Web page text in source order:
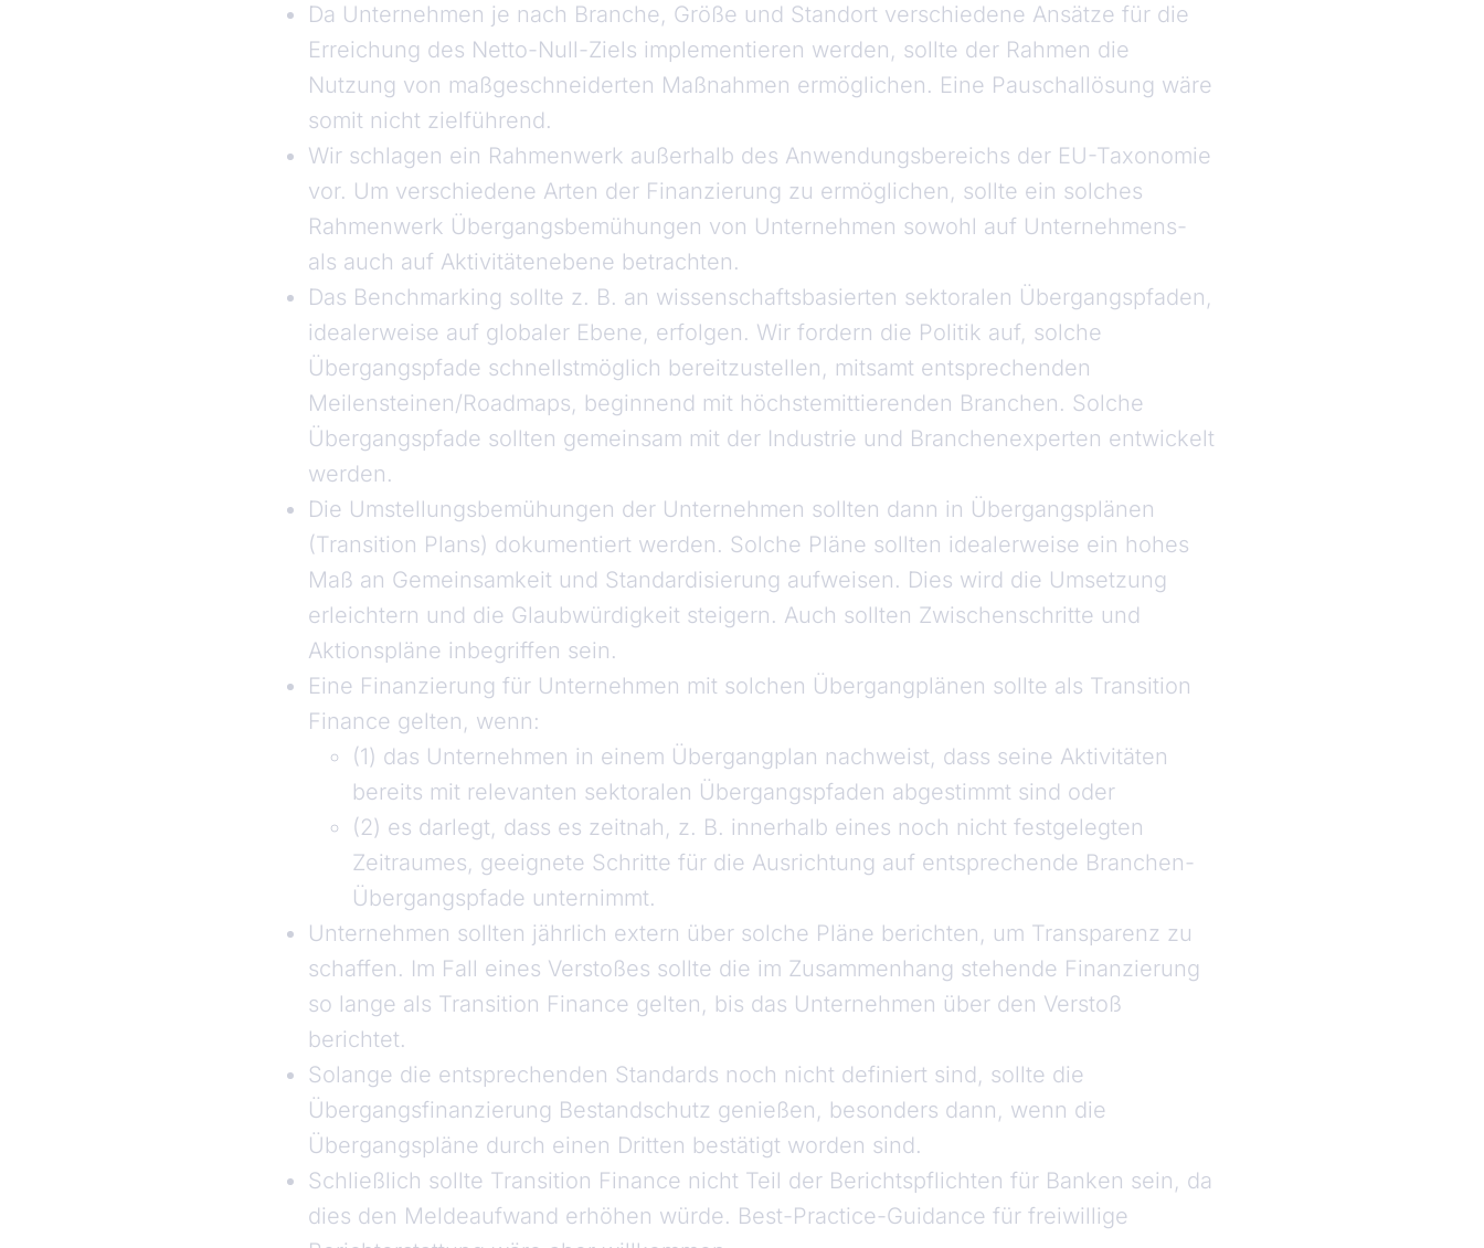
Da Unternehmen je nach Branche, Größe und Standort verschiedene Ansätze für die
Erreichung des Netto-Null-Ziels implementieren werden, sollte der Rahmen die
Nutzung von maßgeschneiderten Maßnahmen ermöglichen. Eine Pauschallösung wäre
somit nicht zielführend.
Wir schlagen ein Rahmenwerk außerhalb des Anwendungsbereichs der EU-Taxonomie
vor. Um verschiedene Arten der Finanzierung zu ermöglichen, sollte ein solches
Rahmenwerk Übergangsbemühungen von Unternehmen sowohl auf Unternehmens-
als auch auf Aktivitätenebene betrachten.
Das Benchmarking sollte z. B. an wissenschaftsbasierten sektoralen Übergangspfaden,
idealerweise auf globaler Ebene, erfolgen. Wir fordern die Politik auf, solche
Übergangspfade schnellstmöglich bereitzustellen, mitsamt entsprechenden
Meilensteinen/Roadmaps, beginnend mit höchstemittierenden Branchen. Solche
Übergangspfade sollten gemeinsam mit der Industrie und Branchenexperten entwickelt
werden.
Die Umstellungsbemühungen der Unternehmen sollten dann in Übergangsplänen
(Transition Plans) dokumentiert werden. Solche Pläne sollten idealerweise ein hohes
Maß an Gemeinsamkeit und Standardisierung aufweisen. Dies wird die Umsetzung
erleichtern und die Glaubwürdigkeit steigern. Auch sollten Zwischenschritte und
Aktionspläne inbegriffen sein.
Eine Finanzierung für Unternehmen mit solchen Übergangplänen sollte als Transition
Finance gelten, wenn:
(1) das Unternehmen in einem Übergangplan nachweist, dass seine Aktivitäten
bereits mit relevanten sektoralen Übergangspfaden abgestimmt sind oder
(2) es darlegt, dass es zeitnah, z. B. innerhalb eines noch nicht festgelegten
Zeitraumes, geeignete Schritte für die Ausrichtung auf entsprechende Branchen-
Übergangspfade unternimmt.
Unternehmen sollten jährlich extern über solche Pläne berichten, um Transparenz zu
schaffen. Im Fall eines Verstoßes sollte die im Zusammenhang stehende Finanzierung
so lange als Transition Finance gelten, bis das Unternehmen über den Verstoß
berichtet.
Solange die entsprechenden Standards noch nicht definiert sind, sollte die
Übergangsfinanzierung Bestandschutz genießen, besonders dann, wenn die
Übergangspläne durch einen Dritten bestätigt worden sind.
Schließlich sollte Transition Finance nicht Teil der Berichtspflichten für Banken sein, da
dies den Meldeaufwand erhöhen würde. Best-Practice-Guidance für freiwillige